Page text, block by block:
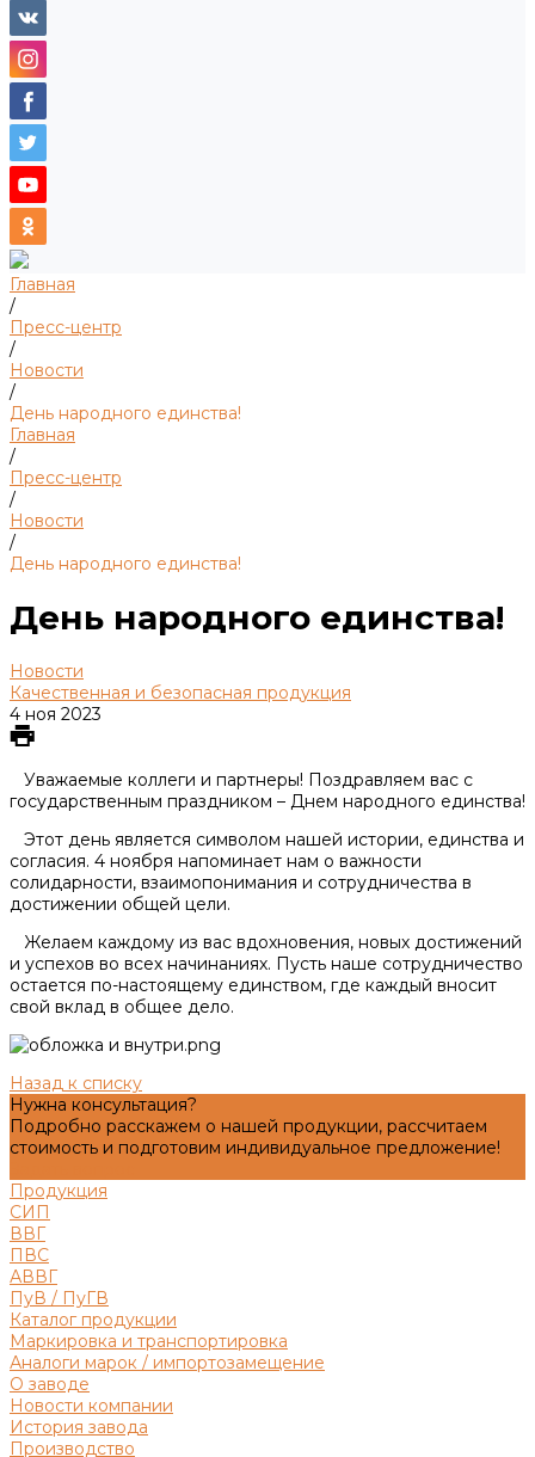
Главная
/
Пресс-центр
/
Новости
/
День народного единства!
Главная
/
Пресс-центр
/
Новости
/
День народного единства!
День народного единства!
Новости
Качественная и безопасная продукция
4 ноя 2023
Уважаемые коллеги и партнеры! Поздравляем вас с
государственным праздником – Днем народного единства!
Этот день является символом нашей истории, единства и
согласия. 4 ноября напоминает нам о важности
солидарности, взаимопонимания и сотрудничества в
достижении общей цели.
Желаем каждому из вас вдохновения, новых достижений
и успехов во всех начинаниях. Пусть наше сотрудничество
остается по-настоящему единством, где каждый вносит
свой вклад в общее дело.
Назад к списку
Нужна консультация?
Подробно расскажем о нашей продукции, рассчитаем
стоимость и подготовим индивидуальное предложение!
Продукция
СИП
ВВГ
ПВС
АВВГ
ПуВ / ПуГВ
Каталог продукции
Маркировка и транспортировка
Аналоги марок / импортозамещение
О заводе
Новости компании
История завода
Производство